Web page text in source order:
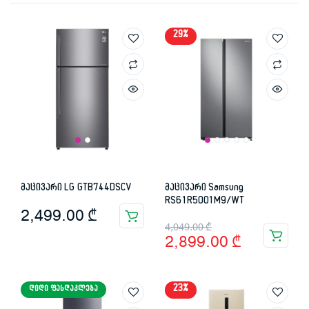
მაცივარი LG GTB744DSCV
2,499.00 ₾
29%
მაცივარი Samsung
RS61R5001M9/WT
4,049.00₾
Original
price
4,049.00 ₾.
2,899.00 ₾
Current
price
2,899.00 ₾.
ᲓᲘᲓᲘ ᲤᲐᲡᲓᲐᲙᲚᲔᲑᲐ 23%